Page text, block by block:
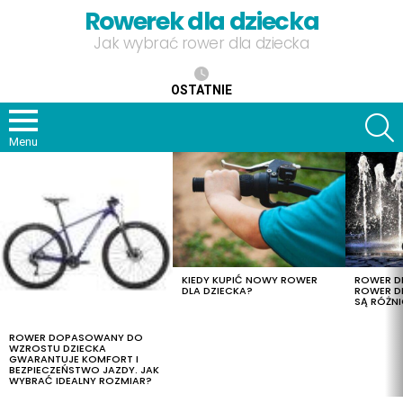
Rowerek dla dziecka
Jak wybrać rower dla dziecka
OSTATNIE
Menu
ROWER DOPASOWANY DO
WZROSTU DZIECKA
GWARANTUJE KOMFORT I
BEZPIECZEŃSTWO JAZDY. JAK
WYBRAĆ IDEALNY ROZMIAR?
KIEDY KUPIĆ NOWY ROWER
DLA DZIECKA?
ROWER
ROWER
SĄ